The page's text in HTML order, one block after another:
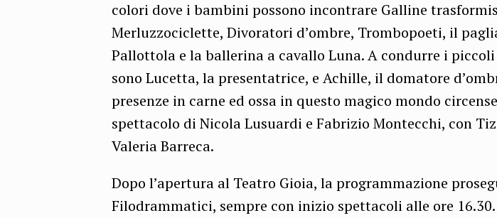
colori dove i bambini possono incontrare Galline
Merluzzociclette, Divoratori d’ombre, Trombopoeti, il
Pallottola e la ballerina a cavallo Luna. A condurre i
sono Lucetta, la presentatrice, e Achille, il domatore
presenze in carne ed ossa in questo magico mondo
spettacolo di Nicola Lusuardi e Fabrizio Montecchi, con
Valeria Barreca.
Dopo l’apertura al Teatro Gioia, la programmazione
Filodrammatici, sempre con inizio spettacoli alle ore 16.30.